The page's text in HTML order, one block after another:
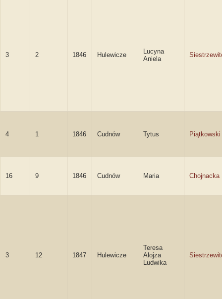
3 2 1846 Hulewicze
Lucyna
Aniela
4 1 1846 Cudnów Tytus Piątkowski
16 9 1846 Cudnów Maria Chojnacka
3 12 1847 Hulewicze
Teresa
Alojza
Ludwika